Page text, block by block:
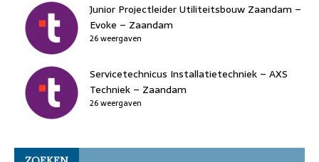
Junior Projectleider Utiliteitsbouw Zaandam –
Evoke – Zaandam
26 weergaven
Servicetechnicus Installatietechniek – AXS
Techniek – Zaandam
26 weergaven